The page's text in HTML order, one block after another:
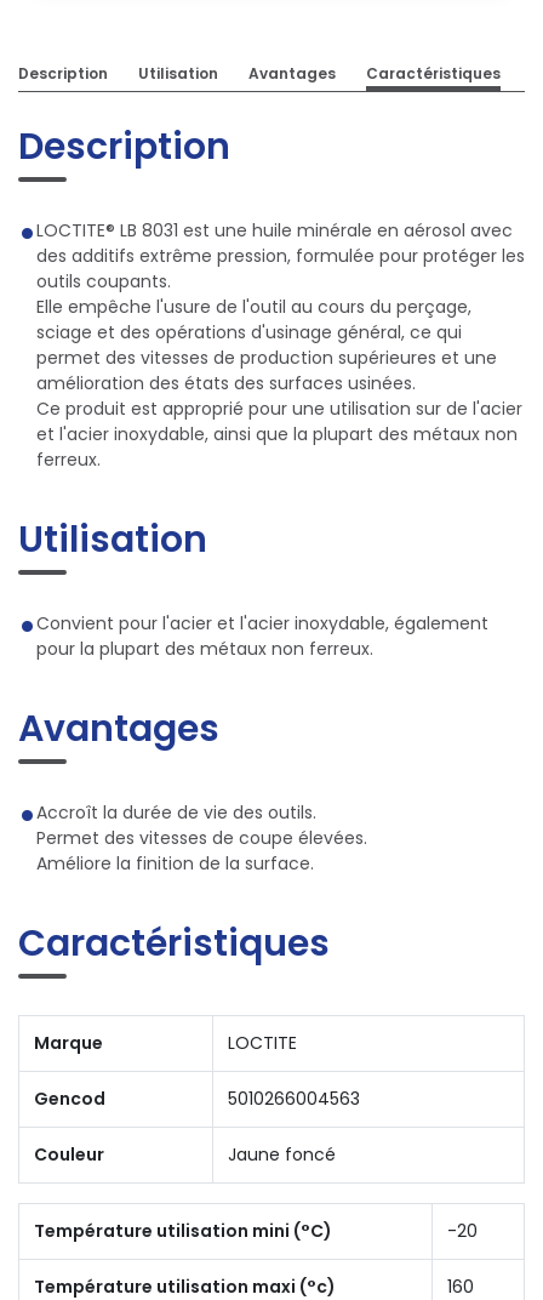
Description Utilisation Avantages Caractéristiques
Description
LOCTITE® LB 8031 est une huile minérale en aérosol avec
des additifs extrême pression, formulée pour protéger les
outils coupants.
Elle empêche l'usure de l'outil au cours du perçage,
sciage et des opérations d'usinage général, ce qui
permet des vitesses de production supérieures et une
amélioration des états des surfaces usinées.
Ce produit est approprié pour une utilisation sur de l'acier
et l'acier inoxydable, ainsi que la plupart des métaux non
ferreux.
Utilisation
Convient pour l'acier et l'acier inoxydable, également
pour la plupart des métaux non ferreux.
Avantages
Accroît la durée de vie des outils.
Permet des vitesses de coupe élevées.
Améliore la finition de la surface.
Caractéristiques
Marque LOCTITE
Gencod 5010266004563
Couleur Jaune foncé
Température utilisation mini (°C) -20
Température utilisation maxi (°c) 160